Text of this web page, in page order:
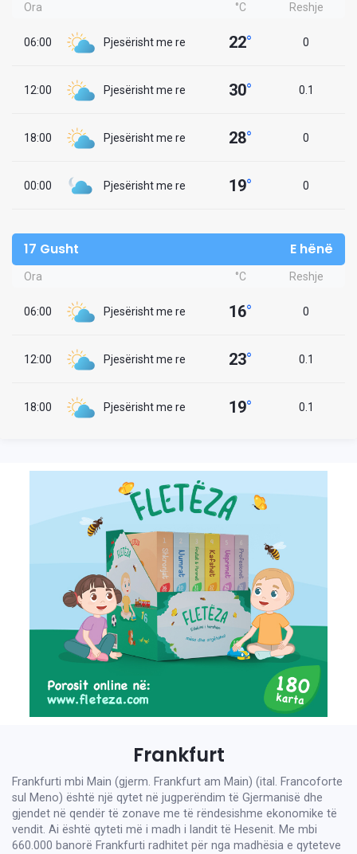
Ora °C Reshje
06:00 Pjesërisht me re 22° 0
12:00 Pjesërisht me re 30° 0.1
18:00 Pjesërisht me re 28° 0
00:00 Pjesërisht me re 19° 0
17 Gusht E hënë
Ora °C Reshje
06:00 Pjesërisht me re 16° 0
12:00 Pjesërisht me re 23° 0.1
18:00 Pjesërisht me re 19° 0.1
Frankfurt
Frankfurti mbi Main (gjerm. Frankfurt am Main) (ital. Francoforte
sul Meno) është një qytet në jugperëndim të Gjermanisë dhe
gjendet në qendër të zonave me të rëndesishme ekonomike të
vendit. Ai është qyteti më i madh i landit të Hesenit. Me mbi
660.000 banorë Frankfurti radhitet për nga madhësia e qyteteve